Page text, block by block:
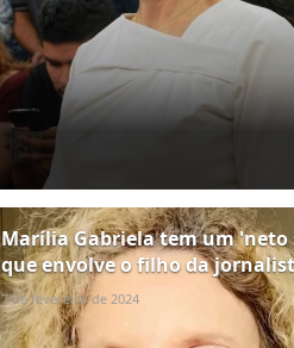
Marília Gabriela tem um
que envolve o filho da
7 de fevereiro de 2024